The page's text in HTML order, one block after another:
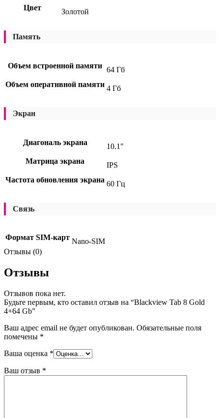
Цвет Золотой
Память
Объем встроенной памяти 64 Гб
Объем оперативной памяти 4 Гб
Экран
Диагональ экрана
10.1"
Матрица экрана
IPS
Частота обновления экрана 60 Гц
Связь
Формат SIM-карт Nano-SIM
Отзывы (0)
Отзывы
Отзывов пока нет.
Будьте первым, кто оставил отзыв на “Blackview Tab 8 Gold
4+64 Gb”
Ваш адрес email не будет опубликован. Обязательные поля
помечены *
Ваша оценка *
Ваш отзыв *